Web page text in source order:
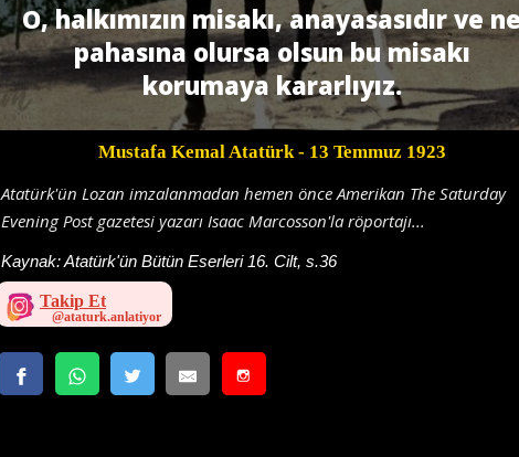
O, halkımızın misakı, anayasasıdır ve
pahasına olursa olsun bu misakı
korumaya kararlıyız.
Mustafa Kemal Atatürk- 13 Temmuz 1923
Atatürk'ün Lozan imzalanmadan hemen önce Amerikan The Saturday
Evening Post gazetesi yazarı Isaac Marcosson'la röportajı...
Kaynak:Atatürk'ün Bütün Eserleri 16. Cilt, s.36
Takip Et